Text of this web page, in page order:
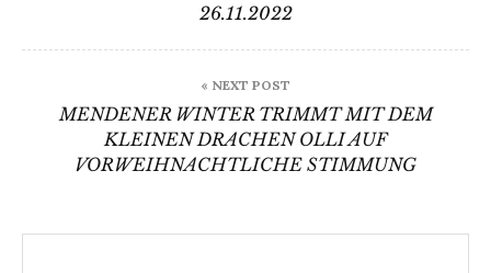
26.11.2022
« NEXT POST
MENDENER WINTER TRIMMT MIT DEM
KLEINEN DRACHEN OLLI AUF
VORWEIHNACHTLICHE STIMMUNG